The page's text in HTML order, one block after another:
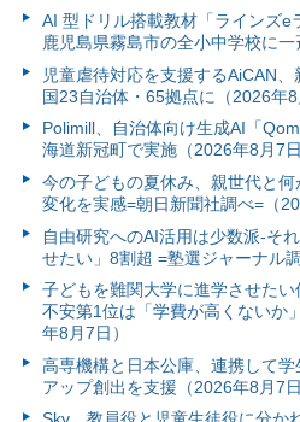
AI 型ドリル搭載教材「ラインズe
鹿児島県霧島市の全小中学校に一
児童虐待対応を支援するAiCAN
国23自治体・65拠点に（2026年8
Polimill、自治体向け生成AI「
海道新冠町で実施（2026年8月7日
今の子どもの夏休み、親世代と
変化を実感=朝日新聞社調べ=（
自由研究へのAI活用は少数派-そ
せたい」8割超 =塾選ジャーナル
子どもを難関大学に進学させた
不安第1位は「学費が高くないか
年8月7日）
高専機構と日本公庫、連携して
アップ創出を支援（2026年8月7日